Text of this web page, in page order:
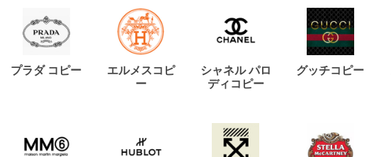
プラダ コピー
エルメスコピ
ー
シャネル パロ
ディコピー
グッチコピー